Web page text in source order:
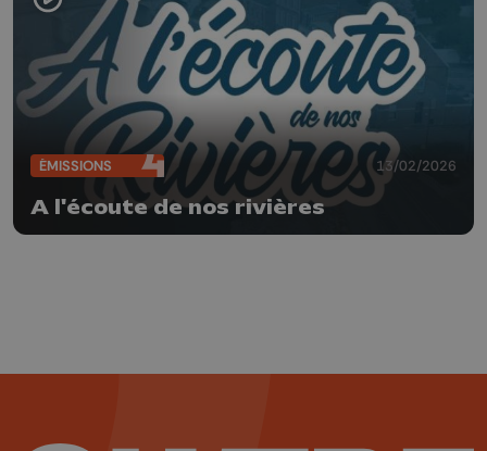
ÉMISSIONS 13/02/2026
A l'écoute de nos rivières